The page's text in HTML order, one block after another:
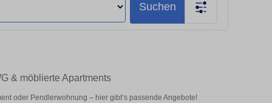
Suchen
& möblierte Apartments
oder Pendlerwohnung – hier gibt’s passende Angebote!